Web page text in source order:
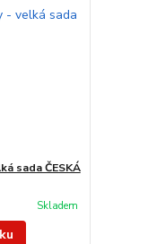
sada ČESKÁ
Skladem